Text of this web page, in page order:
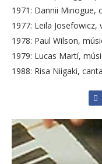
1971: Dannii Minogue,
1977: Leila Josefowicz,
1978: Paul Wilson,
1979: Lucas Martí,
1988: Risa Niigaki,